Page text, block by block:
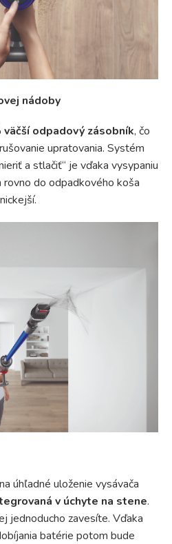
nádoby
väčší odpadový zásobník, čo
upratovania. Systém
a stlačiť“ je vďaka vysypaniu
do odpadkového koša
úhľadné uloženie vysávača
v úchyte na stene.
jednoducho zavesíte. Vďaka
batérie potom bude